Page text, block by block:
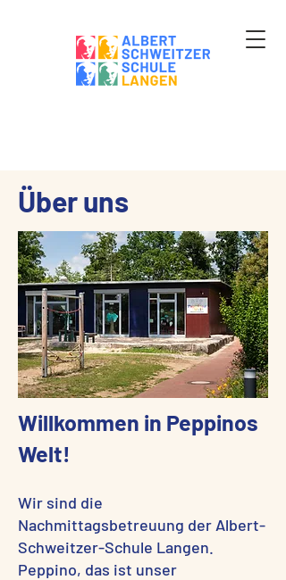
Über uns
Willkommen in Peppinos
Welt!
Wir sind die
Nachmittagsbetreuung der Albert-
Schweitzer-Schule Langen.
Peppino, das ist unser